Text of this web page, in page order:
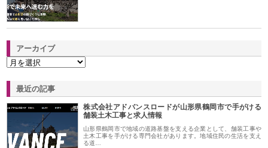
アーカイブ
最近の記事
株式会社アドバンスロードが山形県鶴岡市で手がける
舗装土木工事と求人情報
山形県鶴岡市で地域の道路基盤を支える企業として、舗装工事や
土木工事を手がける専門会社があります。地域住民の生活を支え
る道…